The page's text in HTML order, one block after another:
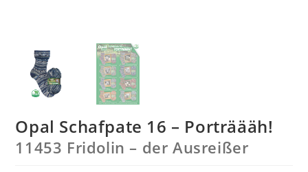
Opal Schafpate 16 – Porträääh!
11453 Fridolin – der Ausreißer